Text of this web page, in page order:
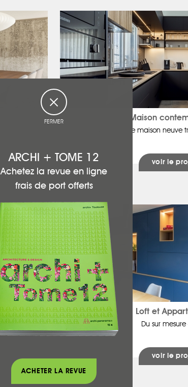
Maison
Quand une maison neuve
voir le
Loft et
Du sur
voir le
FERMER
ARCHI + TOME 12
Achetez la revue en ligne
frais de port offerts
ACHETER LA REVUE